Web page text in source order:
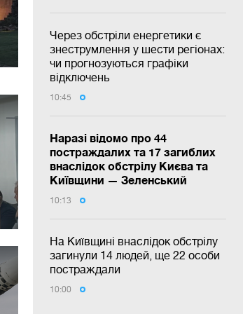
Через обстріли енергетики є
знеструмлення у шести регіонах:
чи прогнозуються графіки
відключень
10:45
Наразі відомо про 44
постраждалих та 17 загиблих
внаслідок обстрілу Києва та
Київщини — Зеленський
10:13
На Київщині внаслідок обстрілу
загинули 14 людей, ще 22 особи
постраждали
10:00